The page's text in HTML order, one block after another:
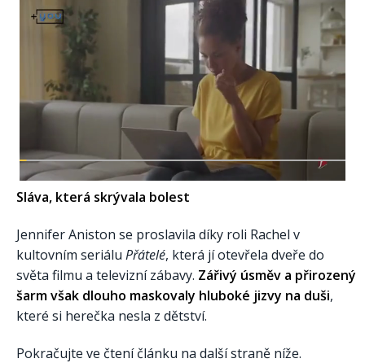
Sláva, která skrývala bolest
Jennifer Aniston se proslavila díky roli Rachel v
kultovním seriálu Přátelé, která jí otevřela dveře do
světa filmu a televizní zábavy. Zářivý úsměv a přirozený
šarm však dlouho maskovaly hluboké jizvy na duši,
které si herečka nesla z dětství.
Pokračujte ve čtení článku na další straně níže.